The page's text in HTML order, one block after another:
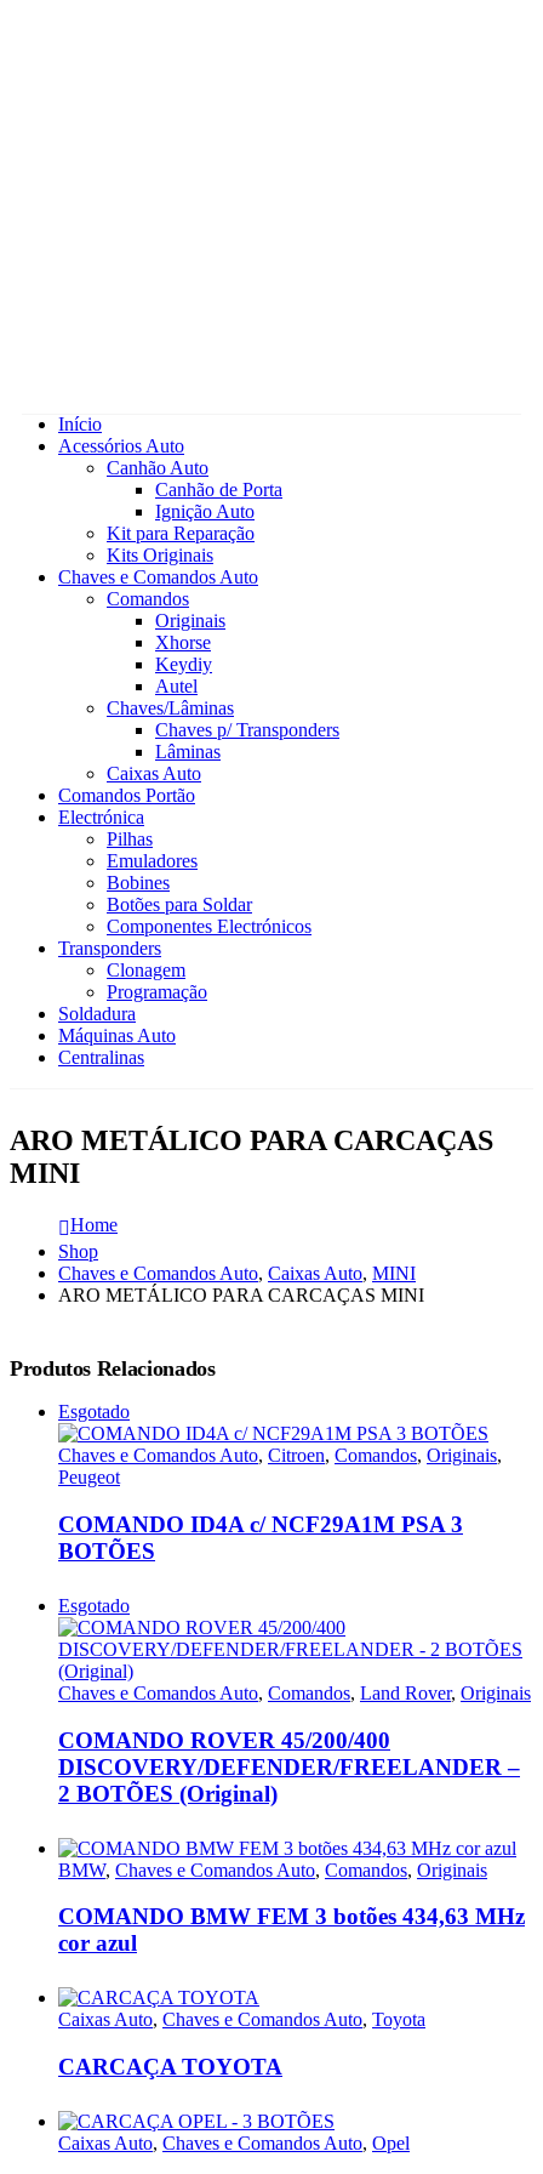
Início
Acessórios Auto
Canhão Auto
Canhão de Porta
Ignição Auto
Kit para Reparação
Kits Originais
Chaves e Comandos Auto
Comandos
Originais
Xhorse
Keydiy
Autel
Chaves/Lâminas
Chaves p/ Transponders
Lâminas
Caixas Auto
Comandos Portão
Electrónica
Pilhas
Emuladores
Bobines
Botões para Soldar
Componentes Electrónicos
Transponders
Clonagem
Programação
Soldadura
Máquinas Auto
Centralinas
ARO METÁLICO PARA CARCAÇAS
MINI
Home
Shop
Chaves e Comandos Auto, Caixas Auto, MINI
ARO METÁLICO PARA CARCAÇAS MINI
Produtos Relacionados
Esgotado
Chaves e Comandos Auto, Citroen, Comandos, Originais,
Peugeot
COMANDO ID4A c/ NCF29A1M PSA 3
BOTÕES
Esgotado
Chaves e Comandos Auto, Comandos, Land Rover, Originais
COMANDO ROVER 45/200/400
DISCOVERY/DEFENDER/FREELANDER –
2 BOTÕES (Original)
BMW, Chaves e Comandos Auto, Comandos, Originais
COMANDO BMW FEM 3 botões 434,63 MHz
cor azul
Caixas Auto, Chaves e Comandos Auto, Toyota
CARCAÇA TOYOTA
Caixas Auto, Chaves e Comandos Auto, Opel